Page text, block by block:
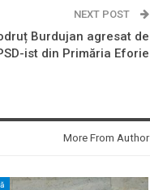
NEXT POST
Burdujan agresat de
ist din Primăria Eforie
More From Author